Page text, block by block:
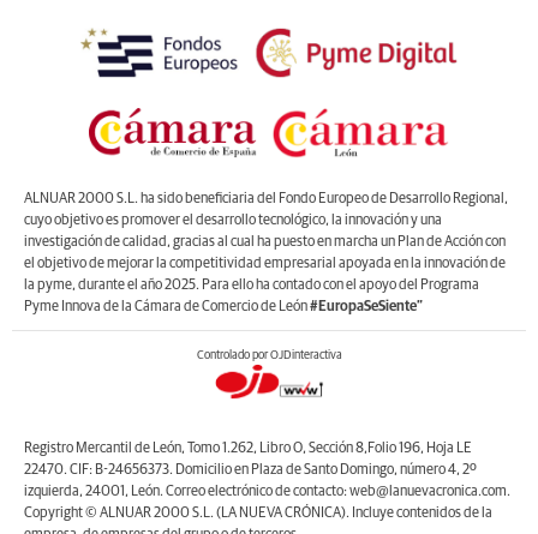
ALNUAR 2000 S.L. ha sido beneficiaria del Fondo Europeo de Desarrollo Regional,
cuyo objetivo es promover el desarrollo tecnológico, la innovación y una
investigación de calidad, gracias al cual ha puesto en marcha un Plan de Acción con
el objetivo de mejorar la competitividad empresarial apoyada en la innovación de
la pyme, durante el año 2025. Para ello ha contado con el apoyo del Programa
Pyme Innova de la Cámara de Comercio de León#EuropaSeSiente”
Controlado por OJDinteractiva
Registro Mercantil de León, Tomo 1.262, Libro O, Sección 8,Folio 196, Hoja LE
22470. CIF: B-24656373. Domicilio en Plaza de Santo Domingo, número 4, 2º
izquierda, 24001, León. Correo electrónico de contacto: web@lanuevacronica.com.
Copyright © ALNUAR 2000 S.L. (LA NUEVA CRÓNICA). Incluye contenidos de la